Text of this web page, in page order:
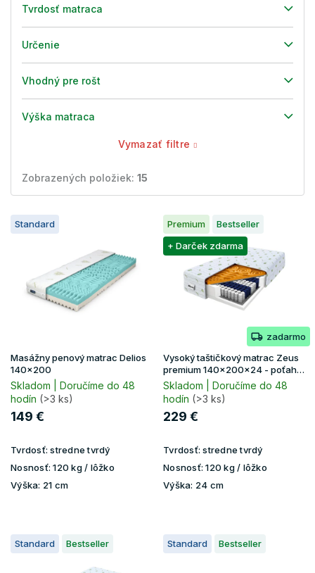
Tvrdosť matraca
Určenie
Vhodný pre rošt
Výška matraca
Vymazať filtre
Zobrazených položiek: 15
V
ý
u
k
t
o
v
Standard
Masážny penový matrac Delios
140x200
Skladom | Doručíme do 48
hodín (>3 ks)
149 €
Tvrdosť: stredne tvrdý
Nosnosť: 120 kg / lôžko
Výška: 21 cm
Premium
Bestseller
+ Darček zdarma
zadarmo
Vysoký taštičkový matrac Zeus
premium 140x200x24 - poťah
Aloe Vera
Skladom | Doručíme do 48
hodín (>3 ks)
229 €
Tvrdosť: stredne tvrdý
Nosnosť: 120 kg / lôžko
Výška: 24 cm
Standard Bestseller Standard Bestseller